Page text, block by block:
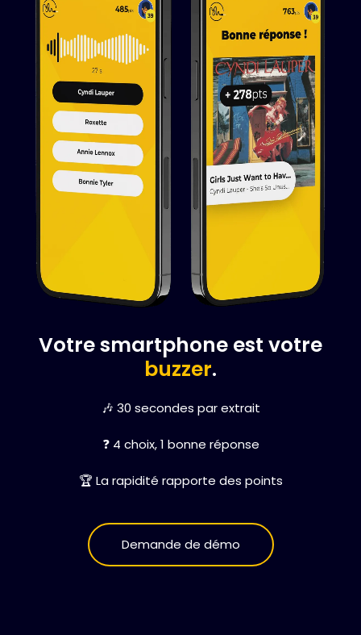
Votre smartphone est votre
buzzer.
🎶 30 secondes par extrait
❓ 4 choix, 1 bonne réponse
🏆 La rapidité rapporte des points
Demande de démo